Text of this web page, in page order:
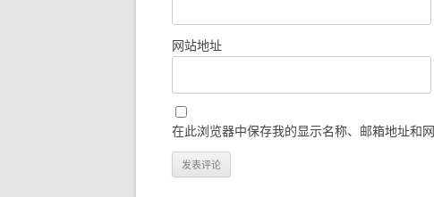
网站地址
在此浏览器中保存我的显示名称、邮箱地址和